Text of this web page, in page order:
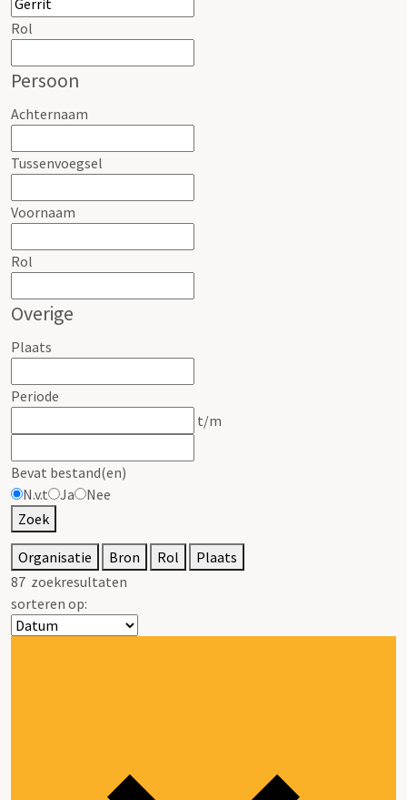
Rol
Persoon
Achternaam
Tussenvoegsel
Voornaam
Rol
Overige
Plaats
Periode
t/m
Bevat bestand(en)
N.v.t
Ja
Nee
Zoek
Organisatie Bron Rol
Plaats
87 zoekresultaten
sorteren op: